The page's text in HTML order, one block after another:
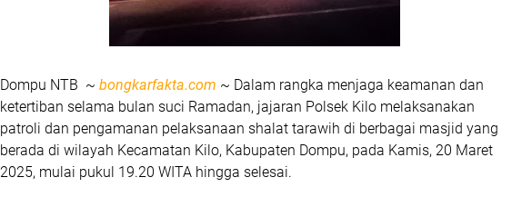
Dompu NTB ~ bongkarfakta.com ~ Dalam rangka menjaga keamanan dan
ketertiban selama bulan suci Ramadan, jajaran Polsek Kilo melaksanakan
patroli dan pengamanan pelaksanaan shalat tarawih di berbagai masjid yang
berada di wilayah Kecamatan Kilo, Kabupaten Dompu, pada Kamis, 20 Maret
2025, mulai pukul 19.20 WITA hingga selesai.